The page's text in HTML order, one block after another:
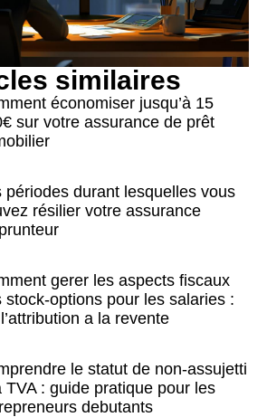
similaires
économiser jusqu’à 15
sur votre assurance de prêt
périodes durant lesquelles vous
résilier votre assurance
gerer les aspects fiscaux
stock-options pour les salaries :
a la revente
le statut de non-assujetti
TVA : guide pratique pour les
debutants